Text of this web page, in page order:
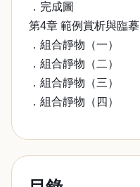
．完成圖
第4章 範例賞析與臨摹
．組合靜物（一）
．組合靜物（二）
．組合靜物（三）
．組合靜物（四）